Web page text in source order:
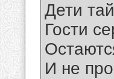
Дети
Гости
И не